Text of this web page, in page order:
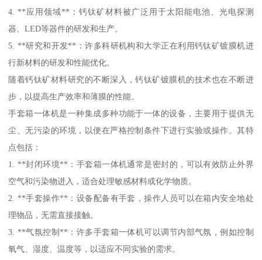
4. **应用领域**：钙钛矿材料被广泛用于太阳能电池、光电探测
器、LED等器件的研发和生产。
5. **研究和开发**：许多科研机构和大学正在利用钙钛矿镀膜机进
行新材料的研发和性能优化。
随着钙钛矿材料研究的不断深入，钙钛矿镀膜机的技术也在不断进
步，以提高生产效率和薄膜的性能。
手套箱一体机是一种集成多种功能于一体的设备，主要用于提供无
尘、无污染的环境，以便在严格控制条件下进行实验或操作。其特
点包括：
1. **封闭环境**：手套箱一体机通常是密封的，可以有效防止外界
空气和污染物进入，适合处理敏感材料或化学物质。
2. **手套操作**：设备配备有手套，操作人员可以在箱内安全地处
理物品，无需直接接触。
3. **气氛控制**：许多手套箱一体机可以调节内部气氛，例如控制
氧气、湿度、温度等，以适应不同实验的需求。